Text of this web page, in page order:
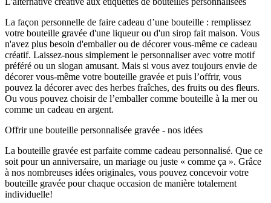
La façon personnelle de faire cadeau d’une bouteille : remplissez
votre bouteille gravée d'une liqueur ou d'un sirop fait maison. Vous
n'avez plus besoin d'emballer ou de décorer vous-même ce cadeau
créatif. Laissez-nous simplement le personnaliser avec votre motif
préféré ou un slogan amusant. Mais si vous avez toujours envie de
décorer vous-même votre bouteille gravée et puis l’offrir, vous
pouvez la décorer avec des herbes fraîches, des fruits ou des fleurs.
Ou vous pouvez choisir de l’emballer comme bouteille à la mer ou
comme un cadeau en argent.
Offrir une bouteille personnalisée gravée - nos idées
La bouteille gravée est parfaite comme cadeau personnalisé. Que ce
soit pour un anniversaire, un mariage ou juste « comme ça ». Grâce
à nos nombreuses idées originales, vous pouvez concevoir votre
bouteille gravée pour chaque occasion de manière totalement
individuelle!